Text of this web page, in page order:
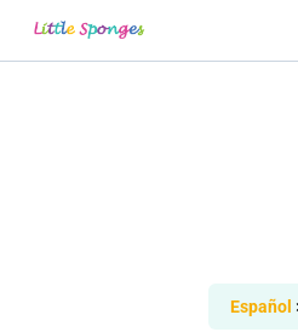
Español